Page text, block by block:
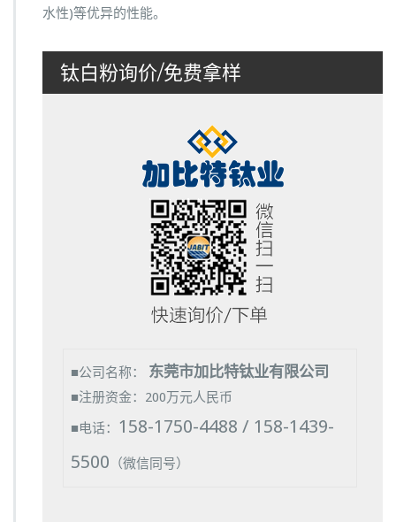
水性)等优异的性能。
钛白粉询价/免费拿样
■公司名称： 东莞市加比特钛业有限公司
■注册资金：200万元人民币
■电话：
158-1750-4488 / 158-1439-
5500 （微信同号）